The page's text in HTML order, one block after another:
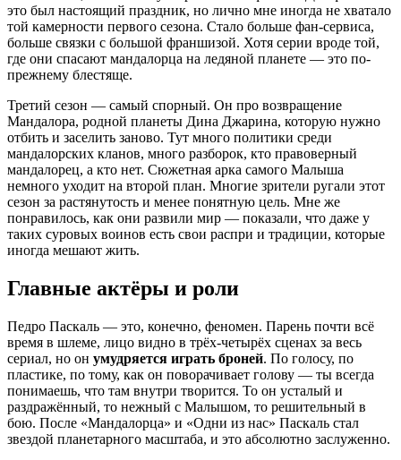
это был настоящий праздник, но лично мне иногда не хватало
той камерности первого сезона. Стало больше фан-сервиса,
больше связки с большой франшизой. Хотя серии вроде той,
где они спасают мандалорца на ледяной планете — это по-
прежнему блестяще.
Третий сезон — самый спорный. Он про возвращение
Мандалора, родной планеты Дина Джарина, которую нужно
отбить и заселить заново. Тут много политики среди
мандалорских кланов, много разборок, кто правоверный
мандалорец, а кто нет. Сюжетная арка самого Малыша
немного уходит на второй план. Многие зрители ругали этот
сезон за растянутость и менее понятную цель. Мне же
понравилось, как они развили мир — показали, что даже у
таких суровых воинов есть свои распри и традиции, которые
иногда мешают жить.
Главные актёры и роли
Педро Паскаль — это, конечно, феномен. Парень почти всё
время в шлеме, лицо видно в трёх-четырёх сценах за весь
сериал, но он умудряется играть броней. По голосу, по
пластике, по тому, как он поворачивает голову — ты всегда
понимаешь, что там внутри творится. То он усталый и
раздражённый, то нежный с Малышом, то решительный в
бою. После «Мандалорца» и «Одни из нас» Паскаль стал
звездой планетарного масштаба, и это абсолютно заслуженно.